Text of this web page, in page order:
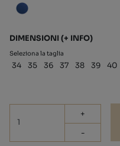
DIMENSIONI (+ INFO)
Seleziona la taglia
34 35 36 37 38 39 40
+
-